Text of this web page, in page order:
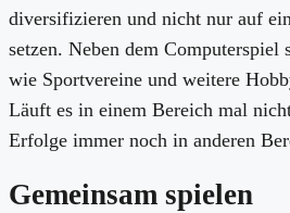
diversifizieren und nicht nur auf
setzen. Neben dem Computerspiel
wie Sportvereine und weitere
Läuft es in einem Bereich mal
Erfolge immer noch in anderen
Gemeinsam spielen